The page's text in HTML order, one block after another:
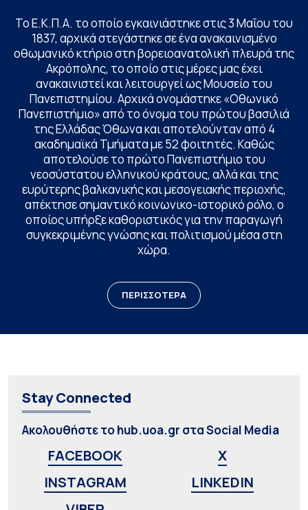
Το Ε.Κ.Π.Α. το οποίο εγκαινιάστηκε στις 3 Μαΐου του
1837, αρχικά στεγάστηκε σε ένα ανακαινισμένο
οθωμανικό κτήριο στη βορειοανατολική πλευρά της
Ακρόπολης, το οποίο στις μέρες μας έχει
ανακαινιστεί και λειτουργεί ως Μουσείο του
Πανεπιστημίου. Αρχικά ονομάστηκε «Οθωνικό
Πανεπιστήμιο» από το όνομα του πρώτου βασιλιά
της Ελλάδας Όθωνα και αποτελούνταν από 4
ακαδημαϊκά Τμήματα με 52 φοιτητές. Καθώς
αποτελούσε το πρώτο Πανεπιστήμιο του
νεοσύστατου ελληνικού κράτους, αλλά και της
ευρύτερης βαλκανικής και μεσογειακής περιοχής,
απέκτησε σημαντικό κοινωνικο-ιστορικό ρόλο, ο
οποίος υπήρξε καθοριστικός για την παραγωγή
συγκεκριμένης γνώσης και πολιτισμού μέσα στη
χώρα.
ΠΕΡΙΣΣΟΤΕΡΑ
Stay Connected
Ακολουθήστε το hub.uoa.gr στα Social Media
FACEBOOK
X
INSTAGRAM
LINKEDIN